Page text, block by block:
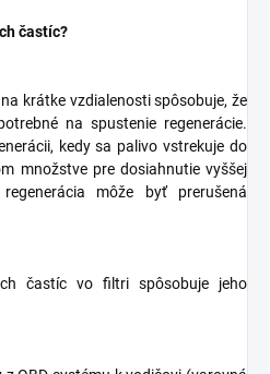
častíc?
krátke vzdialenosti spôsobuje, že
na spustenie regenerácie.
kedy sa palivo vstrekuje do
množstve pre dosiahnutie vyššej
môže byť prerušená
častíc vo filtri spôsobuje jeho